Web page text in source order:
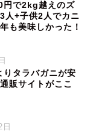
円で2kg越えのズ
人+子供2人でカニ
も美味しかった！
タラバガニが安
販サイトがここ